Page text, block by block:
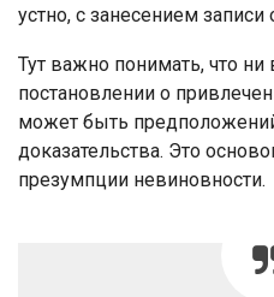
устно, с занесением
Тут важно понимать, что ни
постановлении о
может быть
доказательства. Это
презумпции невиновности.